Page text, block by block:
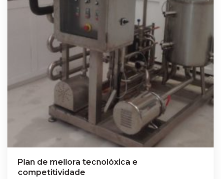
Plan de mellora tecnolóxica e
competitividade